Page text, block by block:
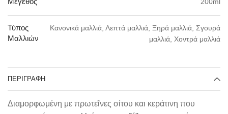
Μέγεθος
Τύπος
Μαλλιών
Κανονικά μαλλιά, Λεπτά μαλλιά, Ξηρά μαλλιά, Σγουρά
μαλλιά, Χοντρά μαλλιά
ΠΕΡΙΓΡΑΦΉ
Διαμορφωμένη με πρωτεΐνες σίτου και κεράτινη που